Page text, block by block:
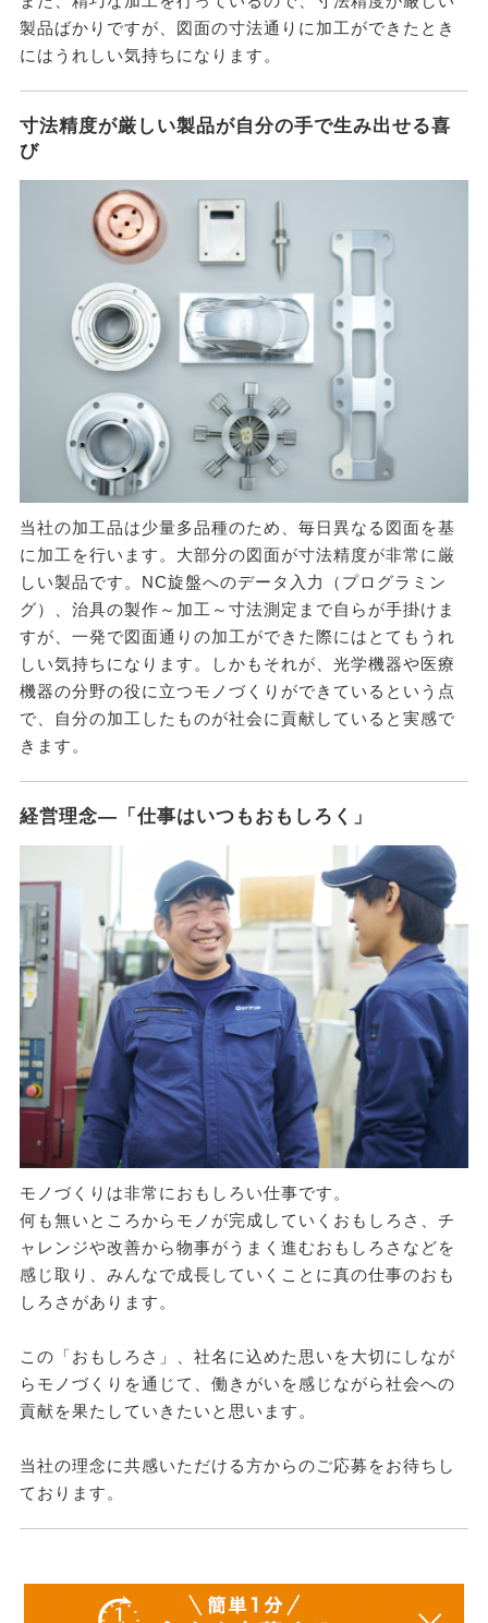
製品ばかりですが、図面の寸法通りに加工ができたとき
にはうれしい気持ちになります。
寸法精度が厳しい製品が自分の手で生み出せる喜
び
当社の加工品は少量多品種のため、毎日異なる図面を基
に加工を行います。大部分の図面が寸法精度が非常に厳
しい製品です。NC旋盤へのデータ入力（プログラミン
グ）、治具の製作～加工～寸法測定まで自らが手掛けま
すが、一発で図面通りの加工ができた際にはとてもうれ
しい気持ちになります。しかもそれが、光学機器や医療
機器の分野の役に立つモノづくりができているという点
で、自分の加工したものが社会に貢献していると実感で
きます。
経営理念―「仕事はいつもおもしろく」
モノづくりは非常におもしろい仕事です。
何も無いところからモノが完成していくおもしろさ、チ
ャレンジや改善から物事がうまく進むおもしろさなどを
感じ取り、みんなで成長していくことに真の仕事のおも
しろさがあります。
この「おもしろさ」、社名に込めた思いを大切にしなが
らモノづくりを通じて、働きがいを感じながら社会への
貢献を果たしていきたいと思います。
当社の理念に共感いただける方からのご応募をお待ちし
ております。